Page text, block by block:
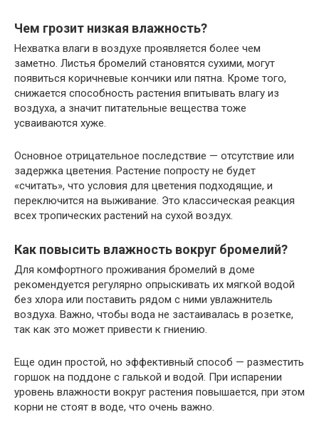
Чем грозит низкая влажность?
Нехватка влаги в воздухе проявляется более чем
заметно. Листья бромелий становятся сухими, могут
появиться коричневые кончики или пятна. Кроме того,
снижается способность растения впитывать влагу из
воздуха, а значит питательные вещества тоже
усваиваются хуже.
Основное отрицательное последствие — отсутствие или
задержка цветения. Растение попросту не будет
«считать», что условия для цветения подходящие, и
переключится на выживание. Это классическая реакция
всех тропических растений на сухой воздух.
Как повысить влажность вокруг бромелий?
Для комфортного проживания бромелий в доме
рекомендуется регулярно опрыскивать их мягкой водой
без хлора или поставить рядом с ними увлажнитель
воздуха. Важно, чтобы вода не застаивалась в розетке,
так как это может привести к гниению.
Еще один простой, но эффективный способ — разместить
горшок на поддоне с галькой и водой. При испарении
уровень влажности вокруг растения повышается, при этом
корни не стоят в воде, что очень важно.